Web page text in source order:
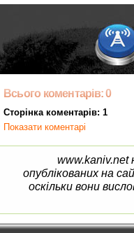
Всього коментарів: 0
Сторінка коментарів: 1
Показати коментарі
www.kaniv.net
опублікованих на
оскільки вони